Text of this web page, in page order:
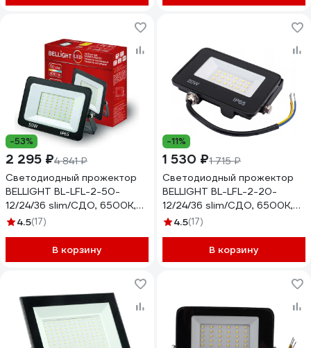
-53%
2 295 ₽4 841 ₽
Светодиодный прожектор
BELLIGHT BL-LFL-2-50-
12/24/36 slim/СДО, 6500К,
4000 Lm, IP65 71712817
4.5(17)
В корзину
-11%
1 530 ₽1 715 ₽
Светодиодный прожектор
BELLIGHT BL-LFL-2-20-
12/24/36 slim/СДО, 6500К,
1600 Lm, IP65 71712615
4.5(17)
В корзину